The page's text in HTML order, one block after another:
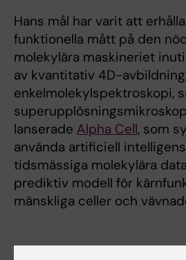
Hans mål har varit att
funktionella mått på den
molekylära maskineriet
av kvantitativ 4D-
enkelmolekylspektroskopi,
lanserade Alpha Cell, som
använda artificiell
tidsmässiga molekylära
prediktiv modell för
mänskliga celler och